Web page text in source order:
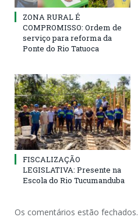
ZONA RURAL É
COMPROMISSO: Ordem de
serviço para reforma da
Ponte do Rio Tatuoca
FISCALIZAÇÃO
LEGISLATIVA: Presente na
Escola do Rio Tucumanduba
Os comentários estão fechados.